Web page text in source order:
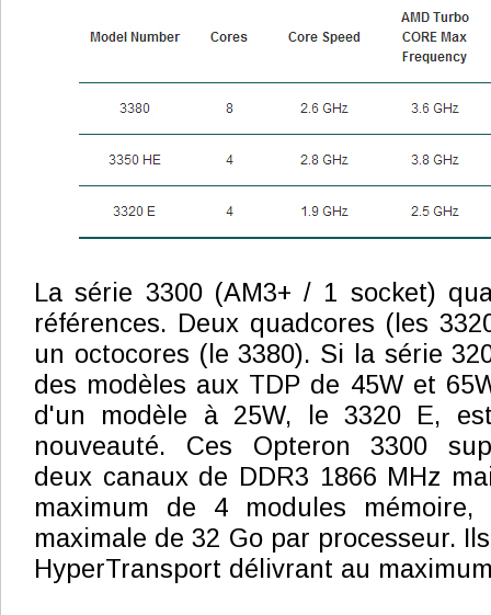
La série 3300 (AM3+ / 1 socket)
références. Deux quadcores (les
un octocores (le 3380). Si la série
des modèles aux TDP de 45W et
d'un modèle à 25W, le 3320 E,
nouveauté. Ces Opteron 3300
deux canaux de DDR3 1866 MHz
maximum de 4 modules
maximale de 32 Go par processeur.
HyperTransport délivrant au